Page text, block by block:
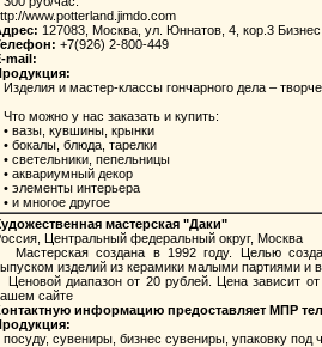
www.potterland.jimdo.com
127083, Москва, ул. Юннатов, 4, кор.3
+7(926) 2-800-449
mail:
Изделия и мастер-классы гончарного дела –
Что можно у нас заказать и купить:
• вазы, кувшины, крынки
• бокалы, блюда, тарелки
• светельники, пепельницы
• аквариумный декор
• элементы интерьера
• и многое другое
мастерская "Даки"
Центральный федеральный округ, Москва
Мастерская создана в 1992 году. Целью
изделий из керамики малыми партиями и
Ценовой диапазон от 20 рублей. Цена зависит от
сайте
информацию предоставляет МПР
посуду, сувениры, бизнес сувениры, упаковку